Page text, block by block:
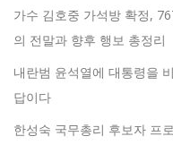
가수 김호중 가석방 확정,
의 전말과 향후 행보 총정리
내란범 윤석열에 대통령을
답이다
한성숙 국무총리 후보자 프